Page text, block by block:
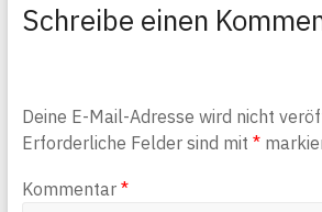
Schreibe einen
Deine E-Mail-Adresse wird nicht
Erforderliche Felder sind mit *
Kommentar *